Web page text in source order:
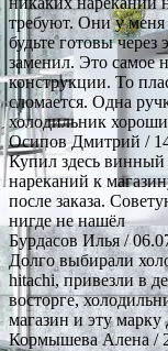
требуют. Они у меня
будьте готовы
заменил. Это самое
конструкции. То
сломается. Одна
холодильник
Осипов Дмитрий /
Купил здесь
нареканий к
после заказа.
нигде не нашёл
Бурдасов Илья/
Долго выбирали
hitachi, привезли в
восторге,
магазин и эту
Кормышева Алена /